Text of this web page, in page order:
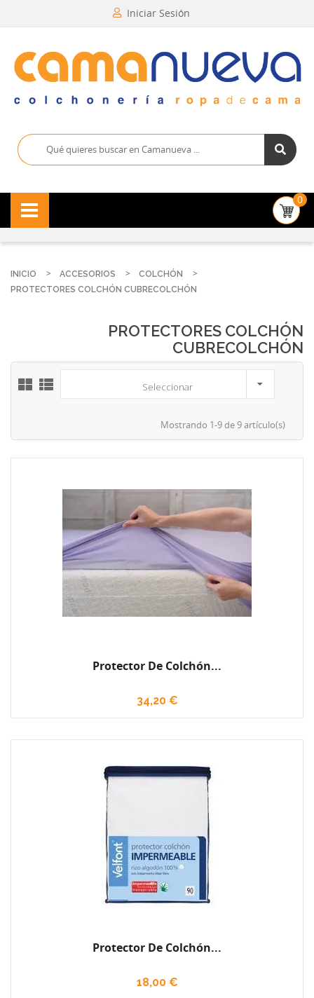
Iniciar Sesión
0
INICIO ACCESORIOS
COLCHÓN
PROTECTORES COLCHÓN CUBRECOLCHÓN
PROTECTORES COLCHÓN
CUBRECOLCHÓN
Seleccionar
Mostrando 1-9 de 9 artículo(s)
Protector De Colchón...
34,20 €
Protector De Colchón...
18,00 €